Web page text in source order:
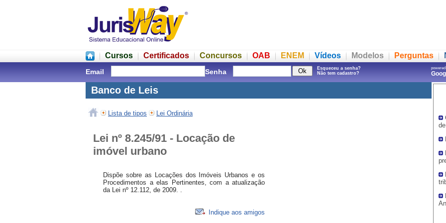
Cursos Certificados Concursos OAB ENEM Vídeos Modelos Perguntas
Email Senha
Esqueceu a senha?
Não tem cadastro?
powered
Banco de Leis
Lista de tipos Lei Ordinária
Lei nº 8.245/91 - Locação de
imóvel urbano
Dispõe sobre as Locações dos Imóveis Urbanos e os
Procedimentos a elas Pertinentes, com a atualização
da Lei nº 12.112, de 2009. .
Indique aos amigos